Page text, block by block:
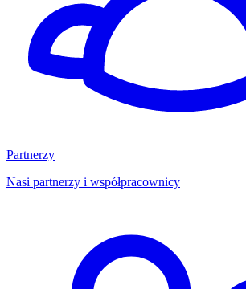
Partnerzy
Nasi partnerzy i współpracownicy